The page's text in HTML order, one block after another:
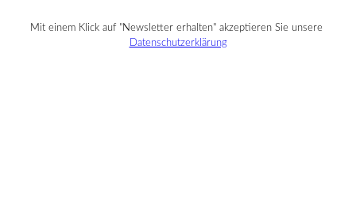
Mit einem Klick auf "Newsletter erhalten" akzeptieren Sie unsere
Datenschutzerklärung